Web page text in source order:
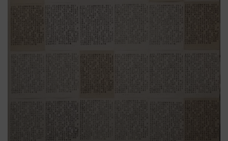
Platforms Project
Το Platforms Project ειναι μια διεθνής έκθεση
της ανεξάρτητης εικαστικής σκηνής και
παρουσιάζεται κάθε χρόνο από το 2013. Το
Platforms Project σκοπό έχει να χαρτογραφήσει
την εικαστική δράση όπως αυτή παράγεται μέσα
που αποφασίζουν να αναζητήσουν από κοινού
λύσεις στα εικαστικά ερωτήματα δημιουργώντας
τις λεγόμενες πλατφόρμες.